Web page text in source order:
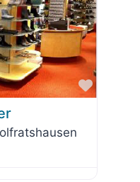
Favorit